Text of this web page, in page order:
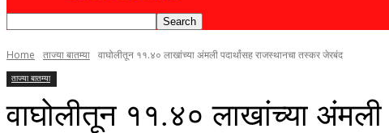
Home ताज्या बातम्या वाघोलीतून ११.४० लाखांच्या अंमली पदार्थांसह राजस्थानचा तस्कर जेरबंद
ताज्या बातम्या
वाघोलीतून ११.४० लाखांच्या